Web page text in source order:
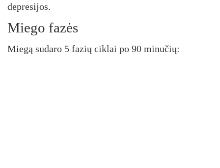
depresijos.
Miego fazės
Miegą sudaro 5 fazių ciklai po 90 minučių: